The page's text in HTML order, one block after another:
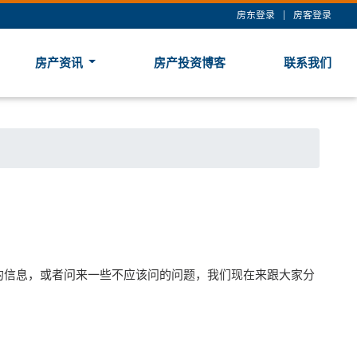
房东登录 房客登录
房产资讯 房产投资博客 联系我们
息，或者问来一些不应该问的问题，我们现在来跟大家分